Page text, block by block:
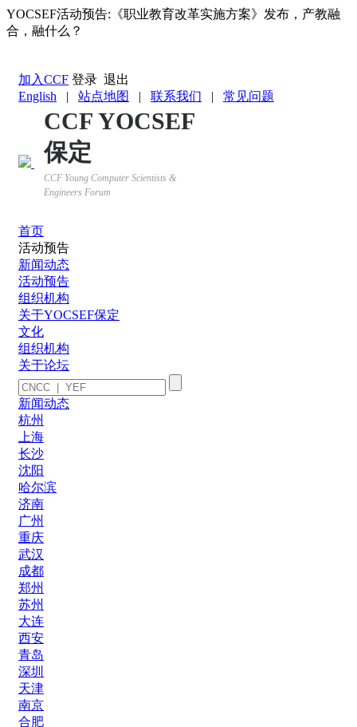
YOCSEF活动预告:《职业教育改革实施方案》发布，产教融
合，融什么？
加入CCF 登录 退出
English | 站点地图 | 联系我们 | 常见问题
CCF YOCSEF
保定
CCF Young Computer Scientists &
Engineers Forum
首页
活动预告
新闻动态
活动预告
组织机构
关于YOCSEF保定
文化
组织机构
关于论坛
新闻动态
杭州
上海
长沙
沈阳
哈尔滨
济南
广州
重庆
武汉
成都
郑州
苏州
大连
西安
青岛
深圳
天津
南京
合肥